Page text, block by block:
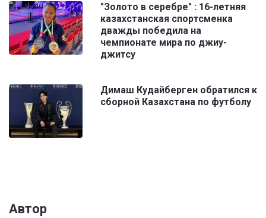
"Золото в серебре" : 16-летняя
казахстанская спортсменка
дважды победила на
чемпионате мира по джиу-
джитсу
Димаш Кудайберген обратился к
сборной Казахстана по футболу
Автор